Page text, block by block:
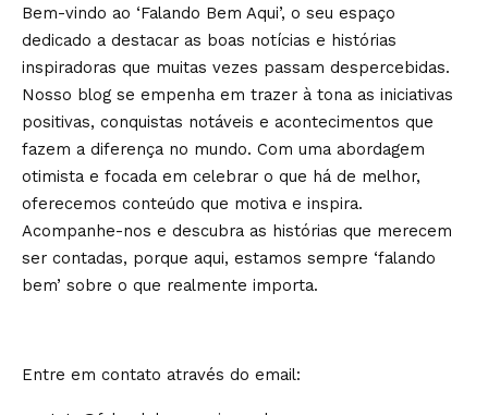
Bem-vindo ao ‘Falando Bem Aqui’, o seu espaço
dedicado a destacar as boas notícias e histórias
inspiradoras que muitas vezes passam despercebidas.
Nosso blog se empenha em trazer à tona as iniciativas
positivas, conquistas notáveis e acontecimentos que
fazem a diferença no mundo. Com uma abordagem
otimista e focada em celebrar o que há de melhor,
oferecemos conteúdo que motiva e inspira.
Acompanhe-nos e descubra as histórias que merecem
ser contadas, porque aqui, estamos sempre ‘falando
bem’ sobre o que realmente importa.
Entre em contato através do email: